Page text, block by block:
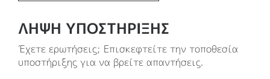
ΛΗΨΗ ΥΠΟΣΤΗΡΙΞΗΣ
Έχετε ερωτήσεις; Επισκεφτείτε την τοποθεσία
υποστήριξης για να βρείτε απαντήσεις.